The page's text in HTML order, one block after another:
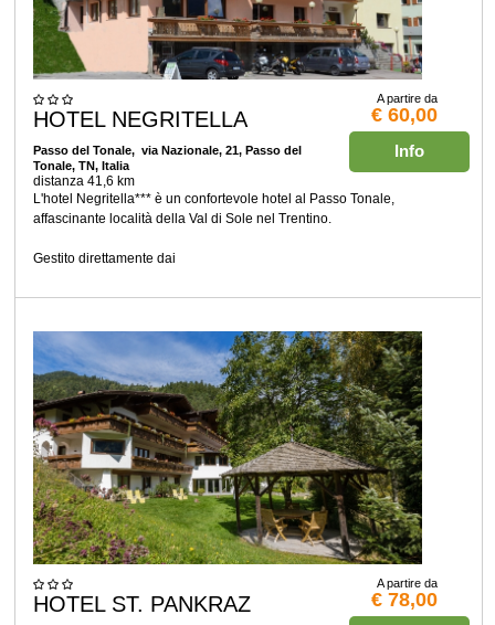
A partire da
€ 60,00
Info
HOTEL NEGRITELLA
Passo del Tonale, via Nazionale, 21, Passo del
Tonale, TN, Italia
distanza 41,6 km
L'hotel Negritella*** è un confortevole hotel al Passo Tonale,
affascinante località della Val di Sole nel Trentino.
Gestito direttamente dai
A partire da
€ 78,00
HOTEL ST. PANKRAZ